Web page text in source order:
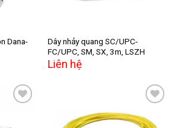
Dana-
Dây nhảy quang SC/UPC-
FC/UPC, SM, SX, 3m, LSZH
Liên hệ